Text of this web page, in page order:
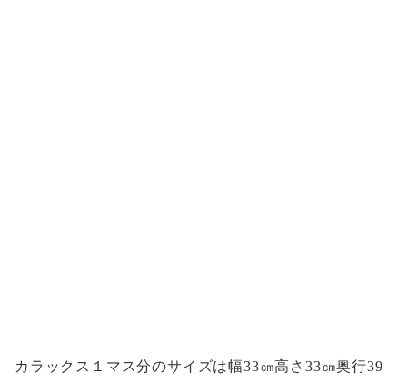
カラックス１マス分のサイズは幅33㎝高さ33㎝奥行39